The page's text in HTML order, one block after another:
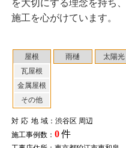
屋根
瓦屋根
金属屋根
その他
雨樋 太陽光
対応地域：渋谷区 周辺
施工事例数： 0件
を大切にする理念を持ち
施工を心がけています。